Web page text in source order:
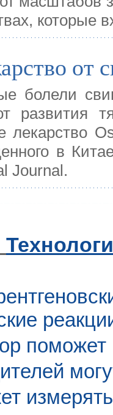
которые
от
болели
развития
лекарство
в
Journal.